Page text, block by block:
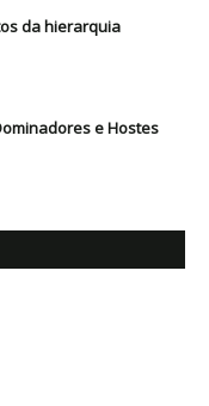
da hierarquia
e Hostes